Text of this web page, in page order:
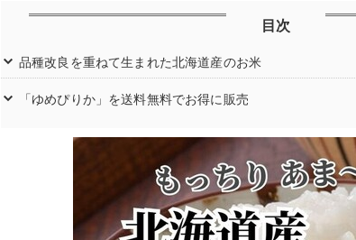
目次
品種改良を重ねて生まれた北海道産のお米
「ゆめぴりか」を送料無料でお得に販売